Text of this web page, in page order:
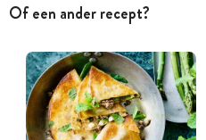
Of een ander recept?